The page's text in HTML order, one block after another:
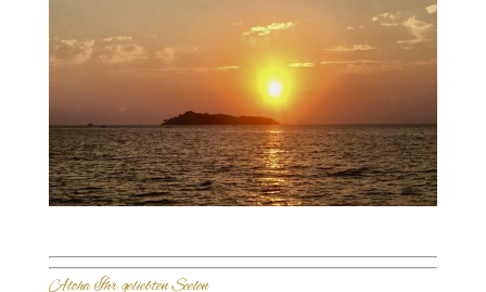
Aloha Ihr geliebten Seelen